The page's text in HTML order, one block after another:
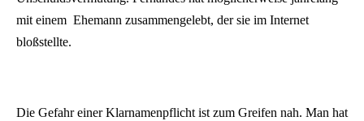
mit einem Ehemann zusammengelebt, der sie im Internet
bloßstellte.
Die Gefahr einer Klarnamenpflicht ist zum Greifen nah. Man hat